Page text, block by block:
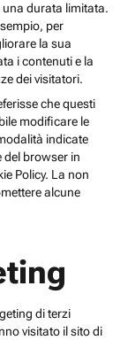
durata limitata.
per
la sua
i contenuti e la
dei visitatori.
che questi
modificare le
indicate
del browser in
Policy. La non
alcune
di terzi
visitato il sito di